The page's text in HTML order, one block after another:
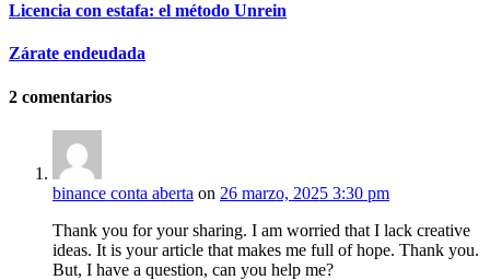
Licencia con estafa: el método Unrein
Zárate endeudada
2 comentarios
binance conta aberta on 26 marzo, 2025 3:30 pm
Thank you for your sharing. I am worried that I lack creative
ideas. It is your article that makes me full of hope. Thank you.
But, I have a question, can you help me?